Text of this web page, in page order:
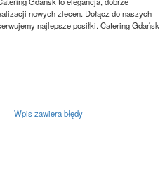
nowych zleceń. Dołącz do naszych
najlepsze posiłki. Catering Gdańsk
Wpis zawiera błędy